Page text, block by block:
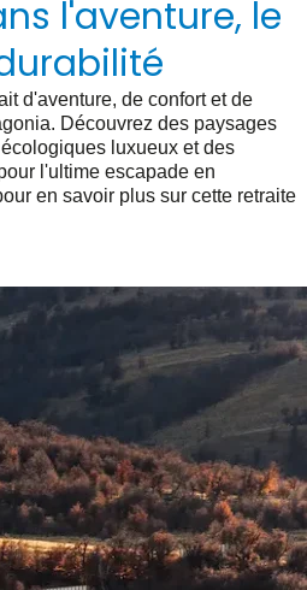
l'aventure, le
d'aventure, de confort et de
Découvrez des paysages
luxueux et des
l'ultime escapade en
en savoir plus sur cette retraite